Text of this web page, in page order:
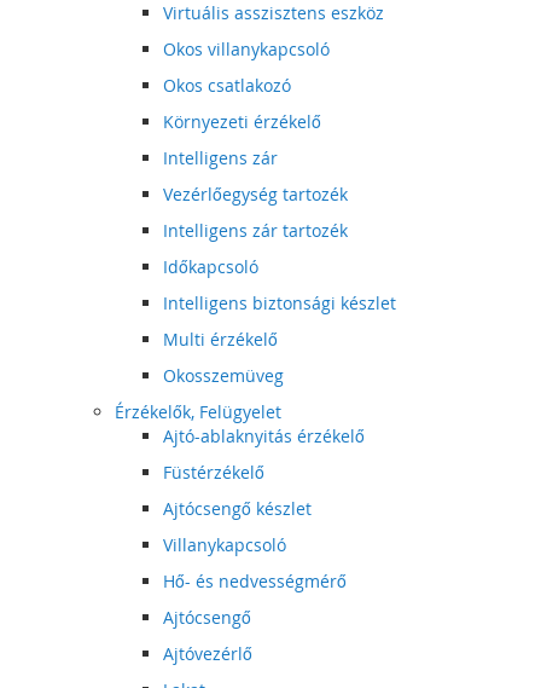
Virtuális asszisztens eszköz
Okos villanykapcsoló
Okos csatlakozó
Környezeti érzékelő
Intelligens zár
Vezérlőegység tartozék
Intelligens zár tartozék
Időkapcsoló
Intelligens biztonsági készlet
Multi érzékelő
Okosszemüveg
Érzékelők, Felügyelet
Ajtó-ablaknyitás érzékelő
Füstérzékelő
Ajtócsengő készlet
Villanykapcsoló
Hő- és nedvességmérő
Ajtócsengő
Ajtóvezérlő